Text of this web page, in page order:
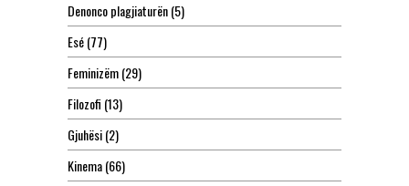
Denonco plagjiaturën(5)
Esé(77)
Feminizëm(29)
Filozofi (13)
Gjuhësi(2)
Kinema(66)